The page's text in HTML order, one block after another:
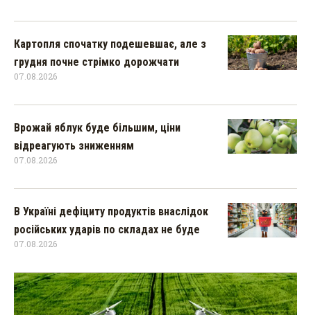
Картопля спочатку подешевшає, але з
грудня почне стрімко дорожчати
07.08.2026
Врожай яблук буде більшим, ціни
відреагують зниженням
07.08.2026
В Україні дефіциту продуктів внаслідок
російських ударів по складах не буде
07.08.2026